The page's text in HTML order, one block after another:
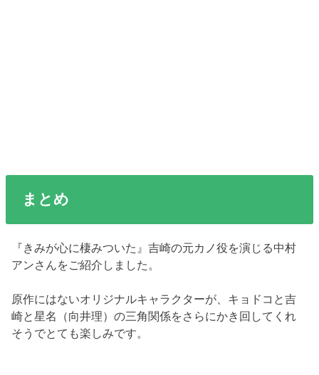
まとめ
『きみが心に棲みついた』吉崎の元カノ役を演じる中村
アンさんをご紹介しました。
原作にはないオリジナルキャラクターが、キョドコと吉
崎と星名（向井理）の三角関係をさらにかき回してくれ
そうでとても楽しみです。